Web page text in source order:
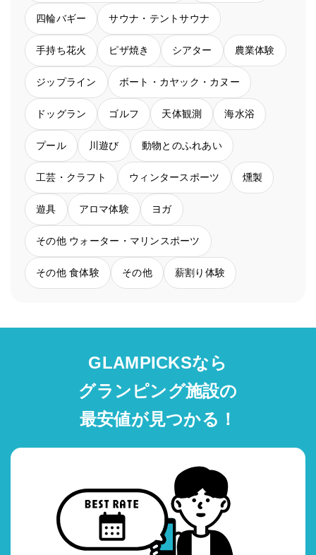
四輪バギー サウナ・テントサウナ
手持ち花火 ピザ焼き シアター 農業体験
ジップライン ボート・カヤック・カヌー
ドッグラン ゴルフ 天体観測 海水浴
プール 川遊び 動物とのふれあい
工芸・クラフト ウィンタースポーツ 燻製
遊具 アロマ体験 ヨガ
その他 ウォーター・マリンスポーツ
その他 食体験 その他 薪割り体験
GLAMPICKSなら
グランピング施設の
最安値が見つかる！